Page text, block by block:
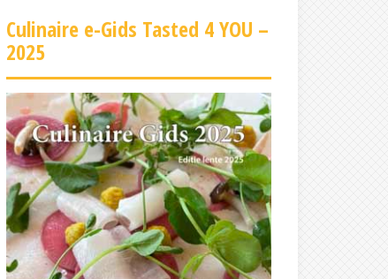
Culinaire e-Gids Tasted 4 YOU –
2025